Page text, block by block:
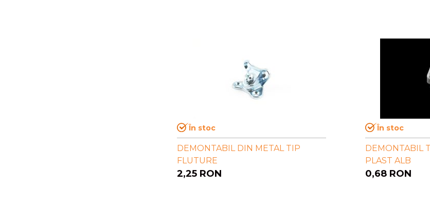
În stoc
DEMONTABIL DIN METAL TIP
FLUTURE
2,25 RON
În stoc
DEMONTABIL
PLAST ALB
0,68 RON